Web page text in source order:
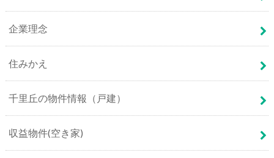
企業理念
住みかえ
千里丘の物件情報（戸建）
収益物件(空き家)